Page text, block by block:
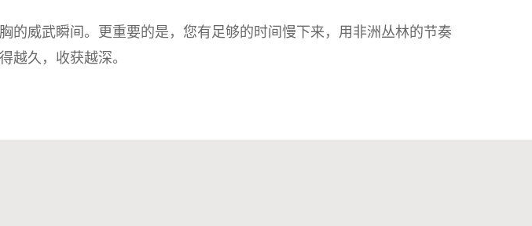
的威武瞬间。更重要的是，您有足够的时间慢下来，用非洲丛林的节奏
久，收获越深。